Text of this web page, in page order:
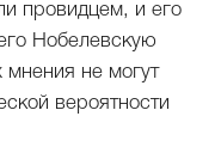
провидцем, и его
Нобелевскую
мнения не могут
вероятности